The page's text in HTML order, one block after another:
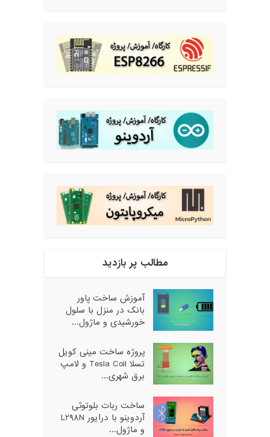
مطالب پر بازدید
آموزش ساخت پاور
بانک در منزل با سلول
خورشیدی و ماژول...
پروژه ساخت مینی کویل
تسلا Tesla Coil و لامپ
برق شهری...
ساخت ربات بلوتوثی
آردوینو با درایور L298N
و ماژول...